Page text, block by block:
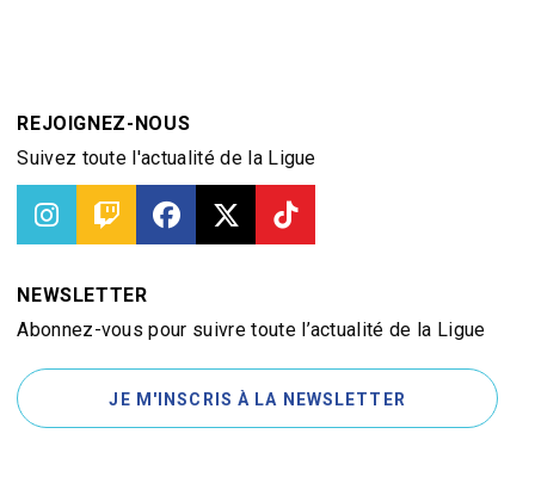
REJOIGNEZ-NOUS
Suivez toute l'actualité de la Ligue
NEWSLETTER
Abonnez-vous pour suivre toute l’actualité de la Ligue
JE M'INSCRIS À LA NEWSLETTER